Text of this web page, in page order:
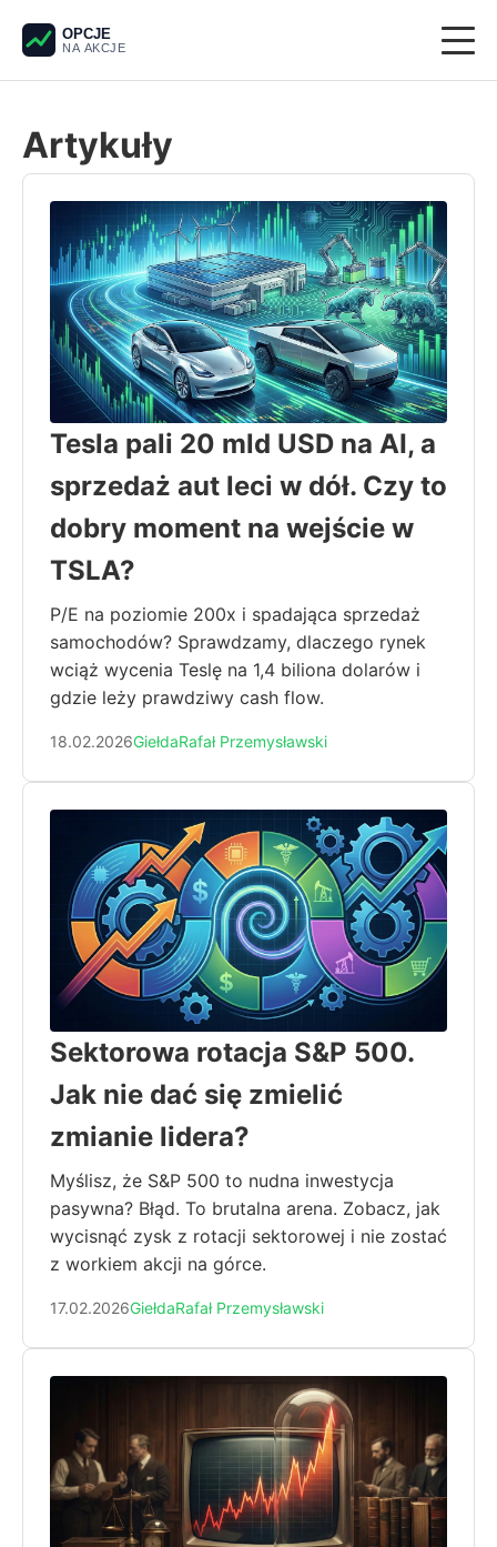
OPCJE
NA AKCJE
Derywaty
Pieniądze
Krypto
Analiza techniczna
Artykuły
Tesla pali 20 mld USD na AI, a
sprzedaż aut leci w dół. Czy to
dobry moment na wejście w
TSLA?
P/E na poziomie 200x i spadająca sprzedaż
samochodów? Sprawdzamy, dlaczego rynek
wciąż wycenia Teslę na 1,4 biliona dolarów i
gdzie leży prawdziwy cash flow.
18.02.2026GiełdaRafał Przemysławski
Sektorowa rotacja S&P 500.
Jak nie dać się zmielić
zmianie lidera?
Myślisz, że S&P 500 to nudna inwestycja
pasywna? Błąd. To brutalna arena. Zobacz, jak
wycisnąć zysk z rotacji sektorowej i nie zostać
z workiem akcji na górce.
17.02.2026GiełdaRafał Przemysławski